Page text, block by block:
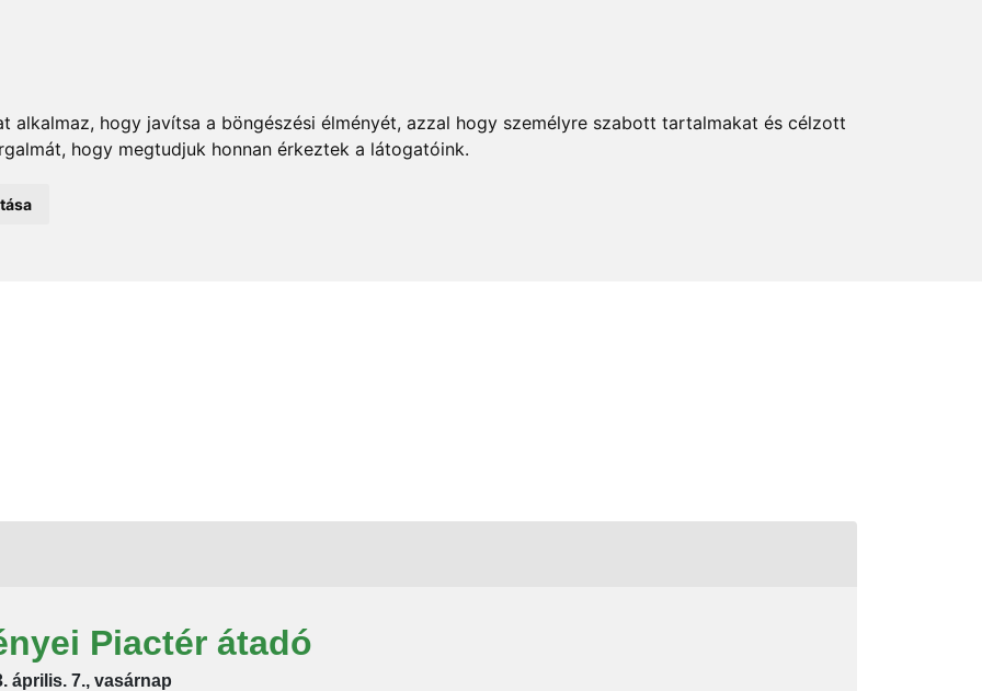
hogy javítsa a böngészési élményét, azzal hogy személyre szabott tartalmakat és célzott
hogy megtudjuk honnan érkeztek a látogatóink.
Piactér átadó
április. 7., vasárnap